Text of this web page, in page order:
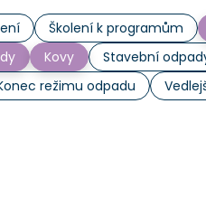
Školení k programům
Kovy Stavební
režimu odpadu